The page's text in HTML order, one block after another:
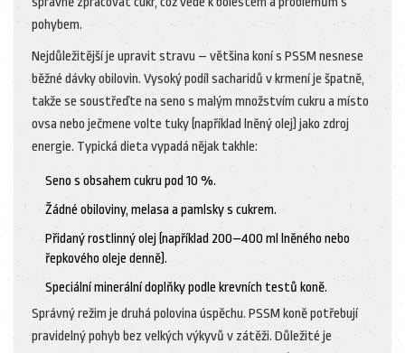
pohybem.
Nejdůležitější je upravit stravu – většina koní s PSSM nesnese
běžné dávky obilovin. Vysoký podíl sacharidů v krmení je špatně,
takže se soustřeďte na seno s malým množstvím cukru a místo
ovsa nebo ječmene volte tuky (například lněný olej) jako zdroj
energie. Typická dieta vypadá nějak takhle:
Seno s obsahem cukru pod 10 %.
Žádné obiloviny, melasa a pamlsky s cukrem.
Přidaný rostlinný olej (například 200–400 ml lněného nebo
řepkového oleje denně).
Speciální minerální doplňky podle krevních testů koně.
Správný režim je druhá polovina úspěchu. PSSM koně potřebují
pravidelný pohyb bez velkých výkyvů v zátěži. Důležité je